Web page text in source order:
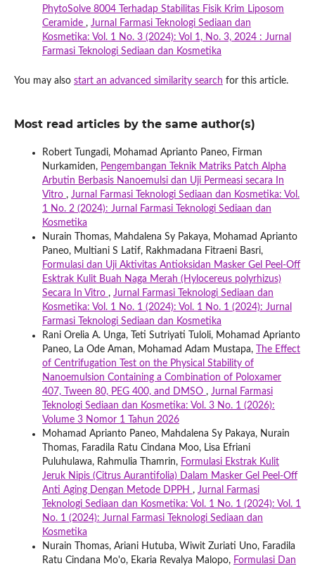
PhytoSolve 8004 Terhadap Stabilitas Fisik Krim Liposom
Ceramide , Jurnal Farmasi Teknologi Sediaan dan
Kosmetika: Vol. 1 No. 3 (2024): Vol 1, No. 3, 2024 : Jurnal
Farmasi Teknologi Sediaan dan Kosmetika
You may also start an advanced similarity search for this article.
Most read articles by the same author(s)
Robert Tungadi, Mohamad Aprianto Paneo, Firman
Nurkamiden, Pengembangan Teknik Matriks Patch Alpha
Arbutin Berbasis Nanoemulsi dan Uji Permeasi secara In
Vitro , Jurnal Farmasi Teknologi Sediaan dan Kosmetika: Vol.
1 No. 2 (2024): Jurnal Farmasi Teknologi Sediaan dan
Kosmetika
Nurain Thomas, Mahdalena Sy Pakaya, Mohamad Aprianto
Paneo, Multiani S Latif, Rakhmadana Fitraeni Basri,
Formulasi dan Uji Aktivitas Antioksidan Masker Gel Peel-Off
Esktrak Kulit Buah Naga Merah (Hylocereus polyrhizus)
Secara In Vitro , Jurnal Farmasi Teknologi Sediaan dan
Kosmetika: Vol. 1 No. 1 (2024): Vol. 1 No. 1 (2024): Jurnal
Farmasi Teknologi Sediaan dan Kosmetika
Rani Orelia A. Unga, Teti Sutriyati Tuloli, Mohamad Aprianto
Paneo, La Ode Aman, Mohamad Adam Mustapa,
The Effect
of Centrifugation Test on the Physical Stability of
Nanoemulsion Containing a Combination of Poloxamer
407, Tween 80, PEG 400, and DMSO , Jurnal Farmasi
Teknologi Sediaan dan Kosmetika: Vol. 3 No. 1 (2026):
Volume 3 Nomor 1 Tahun 2026
Mohamad Aprianto Paneo, Mahdalena Sy Pakaya, Nurain
Thomas, Faradila Ratu Cindana Moo, Lisa Efriani
Puluhulawa, Rahmulia Thamrin, Formulasi Ekstrak Kulit
Jeruk Nipis (Citrus Aurantifolia) Dalam Masker Gel Peel-Off
Anti Aging Dengan Metode DPPH , Jurnal Farmasi
Teknologi Sediaan dan Kosmetika: Vol. 1 No. 1 (2024): Vol. 1
No. 1 (2024): Jurnal Farmasi Teknologi Sediaan dan
Kosmetika
Nurain Thomas, Ariani Hutuba, Wiwit Zuriati Uno, Faradila
Ratu Cindana Mo'o, Ekaria Revalya Malopo, Formulasi Dan